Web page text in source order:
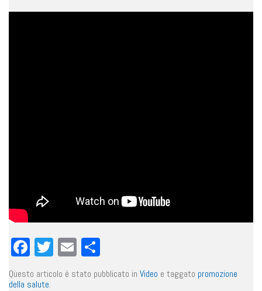
Facebook
Twitter
Email
Questo articolo è stato pubblicato in Video e taggato promozione
della salute.